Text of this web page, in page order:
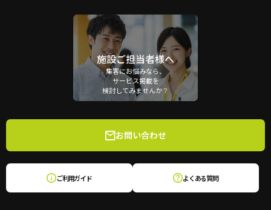
施設ご担当者様へ
集客にお悩みなら、
サービス掲載を
検討してみませんか？
お問い合わせ
ご利用ガイド よくある質問